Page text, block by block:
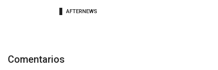
AFTERNEWS
Comentarios